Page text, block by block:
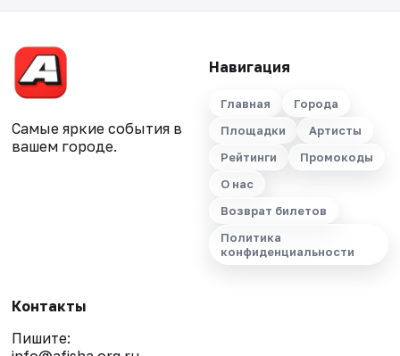
Самые яркие события в
вашем городе.
Навигация
Главная
Города
Площадки
Артисты
Рейтинги
Промокоды
О нас
Возврат билетов
Политика
конфиденциальности
Контакты
Пишите: